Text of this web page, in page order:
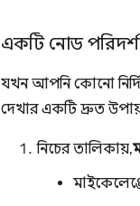
একটি নোড
যখন আপনি কোনো
দেখার একটি দ্রুত
নিচের তালিকায়,